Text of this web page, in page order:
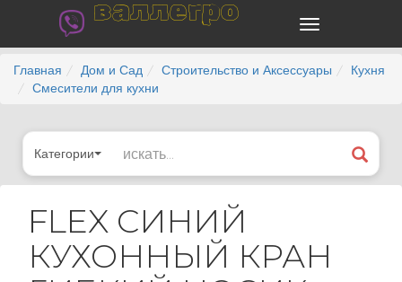
валлегро
Главная Дом и Сад Строительство и Аксессуары
Кухня
Смесители для кухни
Категории
FLEX СИНИЙ
КУХОННЫЙ КРАН